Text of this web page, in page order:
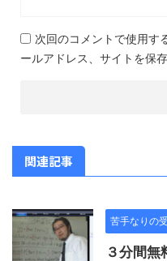
次回のコメントで使用す
ールアドレス、サイトを保存
関連記事
苦手なりの
３分間無